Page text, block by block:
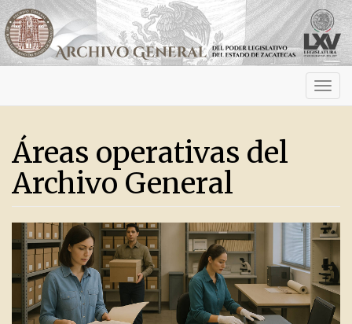
Áreas operativas del
Archivo General